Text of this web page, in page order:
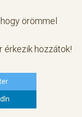
örömmel
érkezik hozzátok!